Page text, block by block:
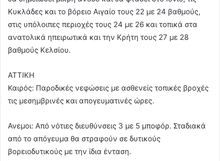
Κυκλάδες και το βόρειο Αιγαίο τους 22 με 24 βαθμούς,
στις υπόλοιπες περιοχές τους 24 με 26 και τοπικά στα
ανατολικά ηπειρωτικά και την Κρήτη τους 27 με 28
βαθμούς Κελσίου.
ΑΤΤΙΚΗ
Καιρός: Παροδικές νεφώσεις με ασθενείς τοπικές βροχές
τις μεσημβρινές και απογευματινές ώρες.
Ανεμοι: Από νότιες διευθύνσεις 3 με 5 μποφόρ. Σταδιακά
από το απόγευμα θα στραφούν σε δυτικούς
βορειοδυτικούς με την ίδια ένταση.